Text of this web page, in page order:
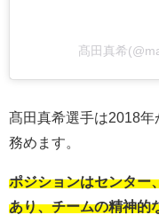
髙田真希
髙田真希選手は2018
務めます。
ポジションはセンター
あり、チームの精神的